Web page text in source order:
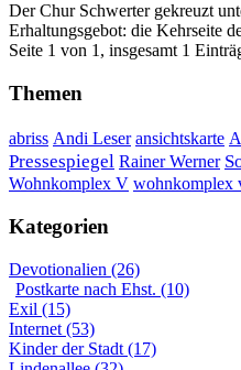
Der Chur Schwerter gekreuzt
Erhaltungsgebot: die Kehrseite
Seite 1 von 1, insgesamt 1
Themen
abriss Andi Leser ansichtskarte
Pressespiegel Rainer Werner
Wohnkomplex V wohnkomplex
Kategorien
Devotionalien (26)
Postkarte nach Ehst. (10)
Exil (15)
Internet (53)
Kinder der Stadt (17)